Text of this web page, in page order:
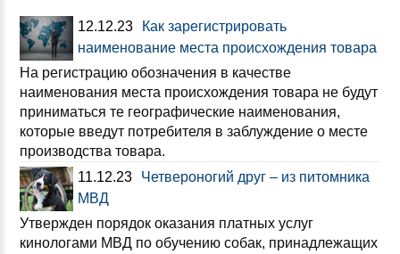
12.12.23
Как зарегистрировать
наименование места происхождения товара
На регистрацию обозначения в качестве
наименования места происхождения товара не будут
приниматься те географические наименования,
которые введут потребителя в заблуждение о месте
производства товара.
11.12.23
Четвероногий друг – из питомника
МВД
Утвержден порядок оказания платных услуг
кинологами МВД по обучению собак, принадлежащих